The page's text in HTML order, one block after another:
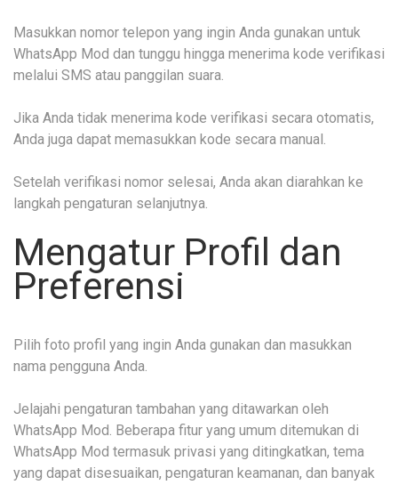
Masukkan nomor telepon yang ingin Anda gunakan untuk
WhatsApp Mod dan tunggu hingga menerima kode verifikasi
melalui SMS atau panggilan suara.
Jika Anda tidak menerima kode verifikasi secara otomatis,
Anda juga dapat memasukkan kode secara manual.
Setelah verifikasi nomor selesai, Anda akan diarahkan ke
langkah pengaturan selanjutnya.
Mengatur Profil dan
Preferensi
Pilih foto profil yang ingin Anda gunakan dan masukkan
nama pengguna Anda.
Jelajahi pengaturan tambahan yang ditawarkan oleh
WhatsApp Mod. Beberapa fitur yang umum ditemukan di
WhatsApp Mod termasuk privasi yang ditingkatkan, tema
yang dapat disesuaikan, pengaturan keamanan, dan banyak